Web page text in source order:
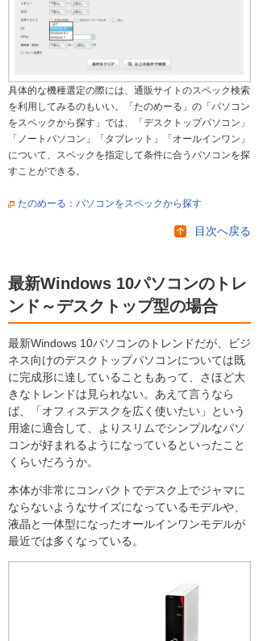
具体的な機種選定の際には、通販サイトのスペック検索
を利用してみるのもいい。「たのめーる」の「パソコン
をスペックから探す」では、「デスクトップパソコン」
「ノートパソコン」「タブレット」「オールインワン」
について、スペックを指定して条件に合うパソコンを探
すことができる。
たのめーる：パソコンをスペックから探す
目次へ戻る
最新Windows 10パソコンのトレ
ンド～デスクトップ型の場合
最新Windows 10パソコンのトレンドだが、ビジ
ネス向けのデスクトップパソコンについては既
に完成形に達していることもあって、さほど大
きなトレンドは見られない。あえて言うなら
ば、「オフィスデスクを広く使いたい」という
用途に適合して、よりスリムでシンプルなパソ
コンが好まれるようになっているといったこと
くらいだろうか。
本体が非常にコンパクトでデスク上でジャマに
ならないようなサイズになっているモデルや、
液晶と一体型になったオールインワンモデルが
最近では多くなっている。